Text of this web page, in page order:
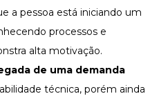
a pessoa está iniciando um
processos e
alta motivação.
de uma demanda
técnica, porém ainda